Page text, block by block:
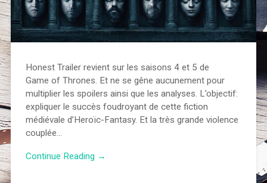
Honest Trailer revient sur les saisons 4 et 5 de
Game of Thrones. Et ne se gêne aucunement pour
multiplier les spoilers ainsi que les analyses. L’objectif:
expliquer le succès foudroyant de cette fiction
médiévale d’Heroïc-Fantasy. Et la très grande violence
couplée…
Continue Reading →